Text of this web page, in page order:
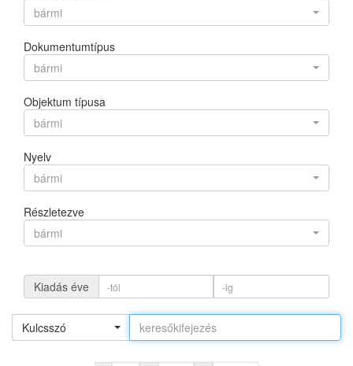
bármi
Dokumentumtípus
bármi
Objektum típusa
bármi
Nyelv
bármi
Részletezve
bármi
Kiadás éve
Kulcsszó